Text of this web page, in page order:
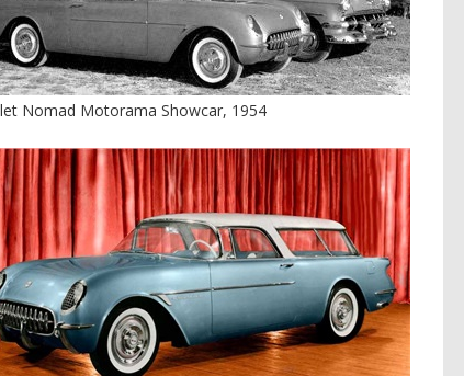
Nomad Motorama Showcar, 1954